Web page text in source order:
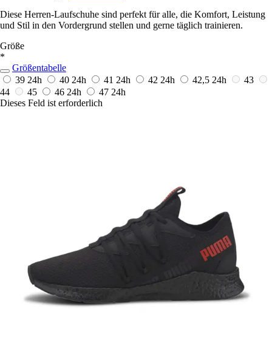
Diese Herren-Laufschuhe sind perfekt für alle, die Komfort, Leistung
und Stil in den Vordergrund stellen und gerne täglich trainieren.
Größe
*
Größentabelle
39 24h 40 24h 41 24h 42 24h 42,5 24h
43
44
45 46 24h 47 24h
Dieses Feld ist erforderlich